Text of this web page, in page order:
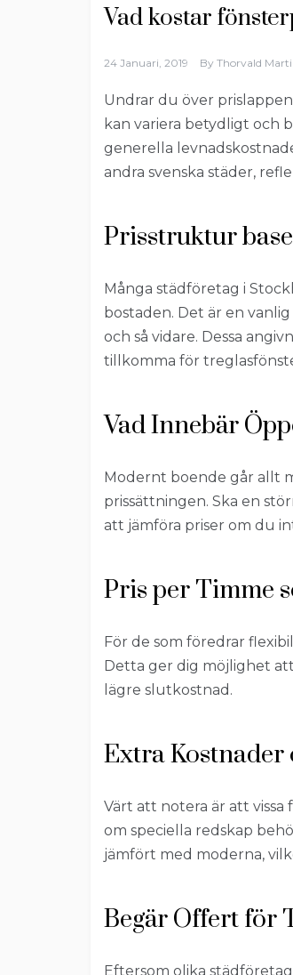
Vad kostar
24 Januari, 2019 By Thorvald
Undrar du över
kan variera betydligt och
generella
andra svenska städer,
Prisstruktur
Många städföretag i
bostaden. Det är en
och så vidare. Dessa
tillkomma för
Vad Innebär
Modernt boende går allt
prissättningen. Ska en
att jämföra priser om du
Pris per Timme
För de som föredrar
Detta ger dig möjlighet
lägre slutkostnad.
Extra
Värt att notera är att
om speciella redskap
jämfört med moderna,
Begär Offert för
Eftersom olika